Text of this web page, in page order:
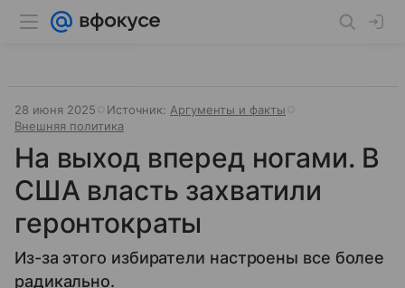
28 июня 2025 Источник: Аргументы и факты
Внешняя политика
На выход вперед ногами. В
США власть захватили
геронтократы
Из-за этого избиратели настроены все более
радикально.